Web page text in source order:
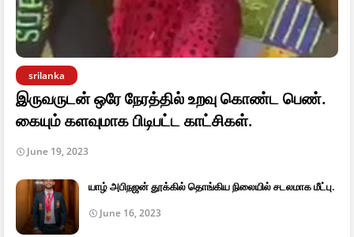
srilanka
இருவருடன் ஒரே நேரத்தில் உறவு கொண்ட பெண்.
கையும் களவுமாக பிடிபட்ட காட்சிகள்.
June 19, 2023
யாழ் அபிநஜன் தூக்கில் தொங்கிய நிலையில் சடலமாக மீட்பு.
June 16, 2023